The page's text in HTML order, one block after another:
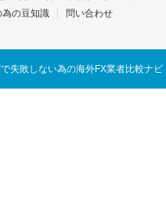
為の豆知識 問い合わせ
失敗しない為の海外FX業者比較ナビ